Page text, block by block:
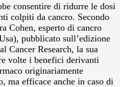
consentire di ridurre le dosi
colpiti da cancro. Secondo
Cohen, esperto di cancro
pubblicato sull’edizione
Cancer Research, la sua
volte i benefici derivanti
originariamente
ma efficace anche in caso di